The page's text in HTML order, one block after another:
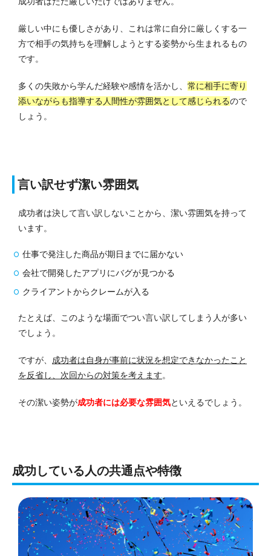
厳しい中にも優しさがあり、これは常に自分に厳しくする一
方で相手の気持ちを理解しようとする姿勢から生まれるもの
です。
多くの失敗から学んだ経験や感情を活かし、 常に相手に寄り
添いながらも指導する人間性が雰囲気として感じられるので
しょう。
言い訳せず潔い雰囲気
成功者は決して言い訳しないことから、潔い雰囲気を持って
います。
仕事で発注した商品が期日までに届かない
会社で開発したアプリにバグが見つかる
クライアントからクレームが入る
たとえば、このような場面でつい言い訳してしまう人が多い
でしょう。
ですが、 成功者は自身が事前に状況を想定できなかったこと
を反省し、次回からの対策を考えます。
その潔い姿勢が成功者には必要な雰囲気といえるでしょう。
成功している人の共通点や特徴